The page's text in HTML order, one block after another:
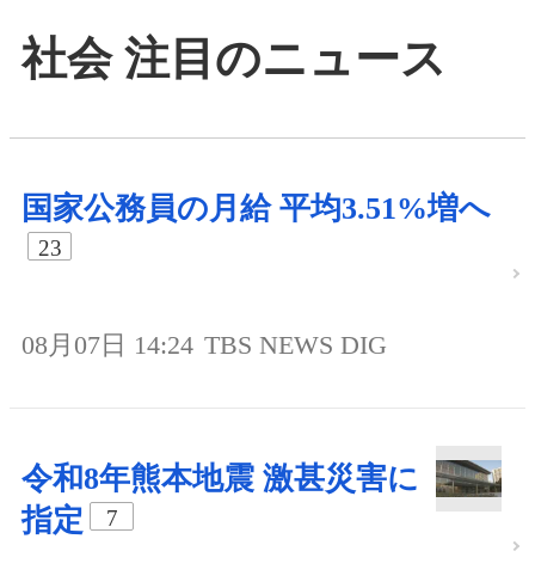
社会 注目のニュース
国家公務員の月給 平均3.51%増へ
23
08月07日 14:24 TBS NEWS DIG
令和8年熊本地震 激甚災害に
指定
7